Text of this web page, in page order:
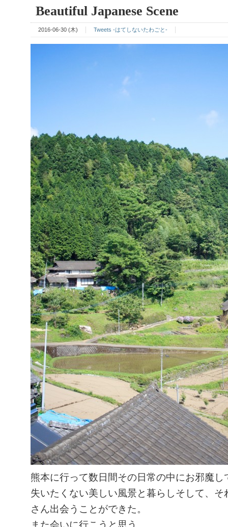
Beautiful Japanese Scene
2016-06-30 (木) Tweets -はてしないたわごと-
熊本に行って数日間その日常の中にお邪魔し
失いたくない美しい風景と暮らしそして、そ
さん出会うことができた。
また会いに行こうと思う。